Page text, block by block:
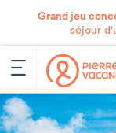
Grand jeu
séjour